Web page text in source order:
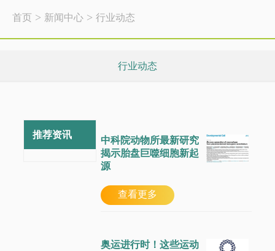
首页 > 新闻中心 > 行业动态
行业动态
推荐资讯
中科院动物所最新研究
揭示胎盘巨噬细胞新起
源
查看更多
奥运进行时！这些运动